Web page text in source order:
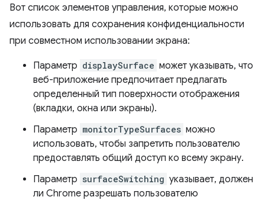
Вот список элементов управления, которые можно
использовать для сохранения конфиденциальности
при совместном использовании экрана:
Параметр displaySurface может указывать, что
веб-приложение предпочитает предлагать
определенный тип поверхности отображения
(вкладки, окна или экраны).
Параметр monitorTypeSurfaces можно
использовать, чтобы запретить пользователю
предоставлять общий доступ ко всему экрану.
Параметр surfaceSwitching указывает, должен
ли Chrome разрешать пользователю